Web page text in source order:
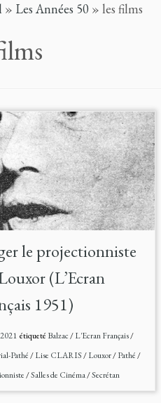
» Les Années 50 » les films
le projectionniste
(L’Ecran
1951)
étiqueté Balzac/L'Ecran Français/
Pathé/Lise CLARIS/Louxor/Pathé/
/Salles de Cinéma/Secrétan